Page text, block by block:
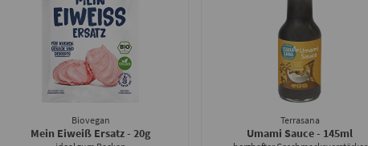
Biovegan
Mein Eiweiß Ersatz- 20g
Terrasana
Umami Sauce- 145ml